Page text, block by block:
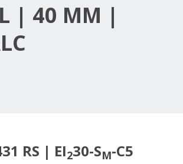
| 40 MM |
RS | EI230-SM-C5